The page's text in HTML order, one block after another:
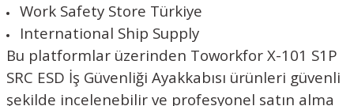
Work Safety Store Türkiye
International Ship Supply
Bu platformlar üzerinden Toworkfor X-101 S1P
SRC ESD İş Güvenliği Ayakkabısı ürünleri güvenli
şekilde incelenebilir ve profesyonel satın alma